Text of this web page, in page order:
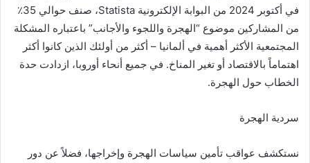
في أكتوبر 2024 من البوابة الإلكترونية Statista، صنف حوالي 35٪
من المشاركين موضوع “الهجرة واللجوء والأجانب” باعتباره المشكلة
المجتمعية الأكثر أهمية في ألمانيا – أكثر من أولئك الذين كانوا أكثر
اهتماماً بالاقتصاد أو تغير المناخ. في جميع أنحاء أوروبا، ازدادت حدة
الخطاب حول الهجرة.
سردية الهجرة
نستكشف عواقب تأمين سياسات الهجرة وإخراجها، فضلاً عن دور